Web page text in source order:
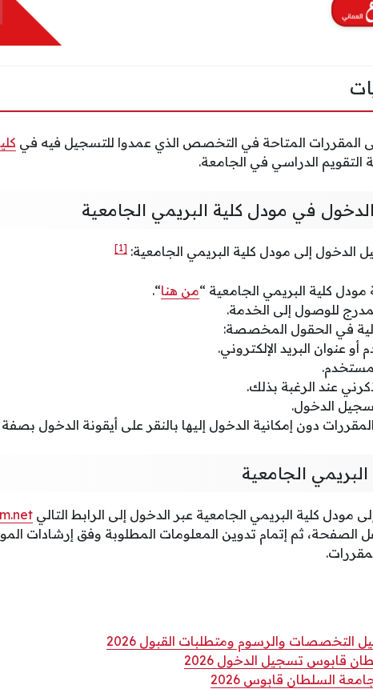
المقررات المتاحة في التخصص الذي عمدوا للتسجيل فيه في
التقويم الدراسي في الجامعة.
في مودل كلية البريمي الجامعية
إلى مودل كلية البريمي الجامعية: [1]
مودل كلية البريمي الجامعية “من هنا“.
للوصول إلى الخدمة.
في الحقول المخصصة:
عنوان البريد الإلكتروني.
عند الرغبة بذلك.
الدخول.
دون إمكانية الدخول إليها بالنقر على أيقونة الدخول
الجامعية
كلية البريمي الجامعية عبر الدخول إلى الرابط التالي
الصفحة، ثم إتمام تدوين المعلومات المطلوبة وفق إرشادات
التخصصات والرسوم ومتطلبات القبول 2026
قابوس تسجيل الدخول 2026
السلطان قابوس 2026